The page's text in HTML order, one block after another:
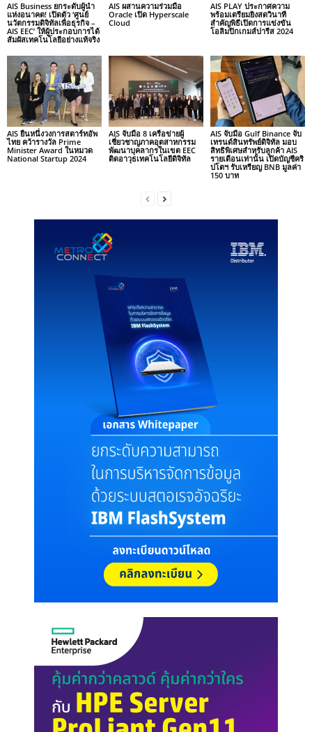
AIS Business ยกระดับผู้นำ
แห่งอนาคต! เปิดตัว ‘ศูนย์
นวัตกรรมดิจิทัลเพื่อธุรกิจ –
AIS EEC’ ให้ผู้ประกอบการได้
สัมผัสเทคโนโลยีอย่างแท้จริง
AIS ผสานความร่วมมือ
Oracle เปิด Hyperscale
Cloud
AIS PLAY ประกาศความ
พร้อมเตรียมยิงสดวินาที
สำคัญพิธีเปิดการแข่งขัน
โอลิมปิกเกมส์ปารีส 2024
AIS ยืนหนึ่งวงการสตาร์ทอัพ
ไทย คว้ารางวัล Prime
Minister Award ในหมวด
National Startup 2024
AIS จับมือ 8 เครือข่ายผู้
เชี่ยวชาญภาคอุตสาหกรรม
พัฒนาบุคลากรในเขต EEC
ติดอาวุธเทคโนโลยีดิจิทัล
AIS จับมือ Gulf Binance จับ
เทรนด์สินทรัพย์ดิจิทัล มอบ
สิทธิพิเศษสำหรับลูกค้า AIS
รายเดือนเท่านั้น เปิดบัญชีคริ
ปโตฯ รับเหรียญ BNB มูลค่า
150 บาท